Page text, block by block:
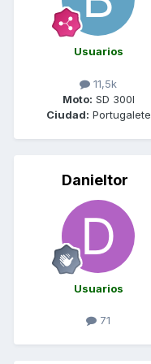
Usuarios
11,5k
Moto: SD 300I
Ciudad: Portugalete
Danieltor
Usuarios
71